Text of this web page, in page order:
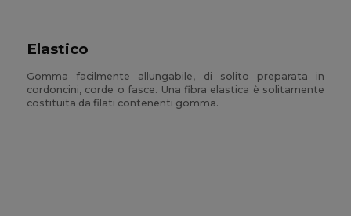
Elastico
Gomma facilmente allungabile, di solito preparata in
cordoncini, corde o fasce. Una fibra elastica è solitamente
costituita da filati contenenti gomma.